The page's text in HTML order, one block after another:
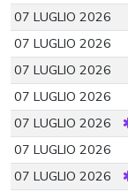
07 LUGLIO 2026
07 LUGLIO 2026
07 LUGLIO 2026
07 LUGLIO 2026
07 LUGLIO 2026
07 LUGLIO 2026
07 LUGLIO 2026